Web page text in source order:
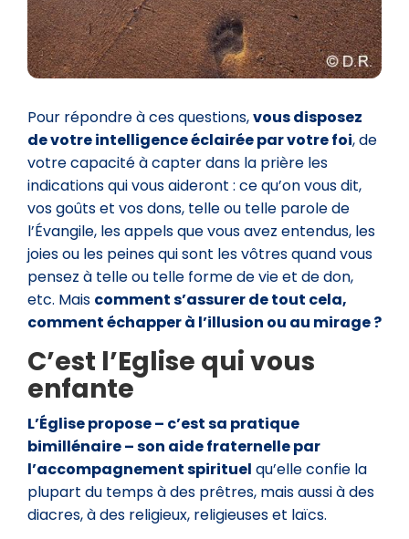
Pour répondre à ces questions,vous disposez
de votre intelligence éclairée par votre foi, de
votre capacité à capter dans la prière les
indications qui vous aideront : ce qu’on vous dit,
vos goûts et vos dons, telle ou telle parole de
l’Évangile, les appels que vous avez entendus, les
joies ou les peines qui sont les vôtres quand vous
pensez à telle ou telle forme de vie et de don,
etc. Mais comment s’assurer de tout cela,
comment échapper à l’illusion ou au mirage ?
C’est l’Eglise qui vous
enfante
L’Église propose – c’est sa pratique
bimillénaire – son aide fraternelle par
l’accompagnement spirituel qu’elle confie la
plupart du temps à des prêtres, mais aussi à des
diacres, à des religieux, religieuses et laïcs.